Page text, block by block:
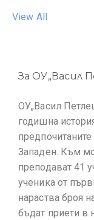
View All
За ОУ„Васил
ОУ„Васил
годишна
Западен. Към
преподават 41
ученика от
нараства броя
бъдат приети в